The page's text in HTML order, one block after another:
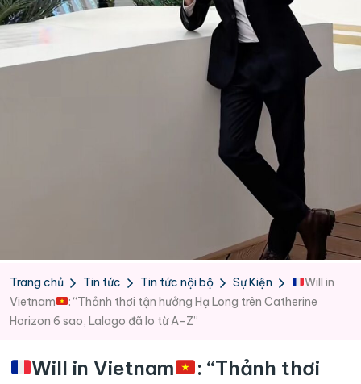
Trang chủ Tin tức Tin tức nội bộ Sự Kiện
Will in
Vietnam
: “Thảnh thơi tận hưởng Hạ Long trên Catherine
Horizon 6 sao, Lalago đã lo từ A-Z”
Will in Vietnam
: “Thảnh thơi